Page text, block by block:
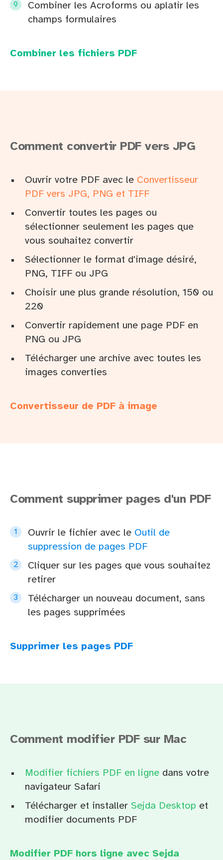
Combiner les Acroforms ou aplatir les
champs formulaires
Combiner les fichiers PDF
Comment convertir PDF vers JPG
Ouvrir votre PDF avec le Convertisseur
PDF vers JPG, PNG et TIFF
Convertir toutes les pages ou
sélectionner seulement les pages que
vous souhaitez convertir
Sélectionner le format d'image désiré,
PNG, TIFF ou JPG
Choisir une plus grande résolution, 150 ou
220
Convertir rapidement une page PDF en
PNG ou JPG
Télécharger une archive avec toutes les
images converties
Convertisseur de PDF à image
Comment supprimer pages d'un PDF
Ouvrir le fichier avec le Outil de
suppression de pages PDF
Cliquer sur les pages que vous souhaitez
retirer
Télécharger un nouveau document, sans
les pages supprimées
Supprimer les pages PDF
Comment modifier PDF sur Mac
Modifier fichiers PDF en ligne dans votre
navigateur Safari
Télécharger et installer Sejda Desktop et
modifier documents PDF
Modifier PDF hors ligne avec Sejda